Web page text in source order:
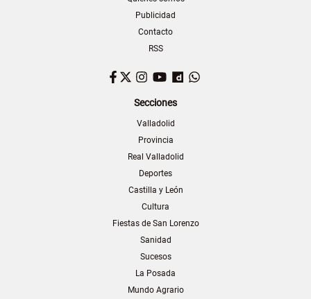
Publicidad
Contacto
RSS
Facebook
TwitterInstagram
YouTubeDailymotion
Secciones
Valladolid
Provincia
Real Valladolid
Deportes
Castilla y León
Cultura
Fiestas de San Lorenzo
Sanidad
Sucesos
La Posada
Mundo Agrario